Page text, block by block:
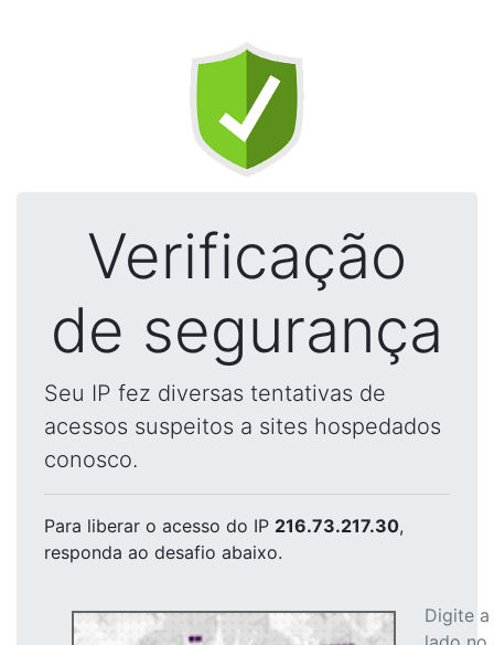
Verificação
de segurança
Seu IP fez diversas tentativas de
acessos suspeitos a sites hospedados
conosco.
Para liberar o acesso do IP 216.73.217.30,
responda ao desafio abaixo.
Digite